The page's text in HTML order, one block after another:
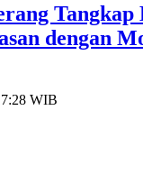
Tangkap
dengan
WIB